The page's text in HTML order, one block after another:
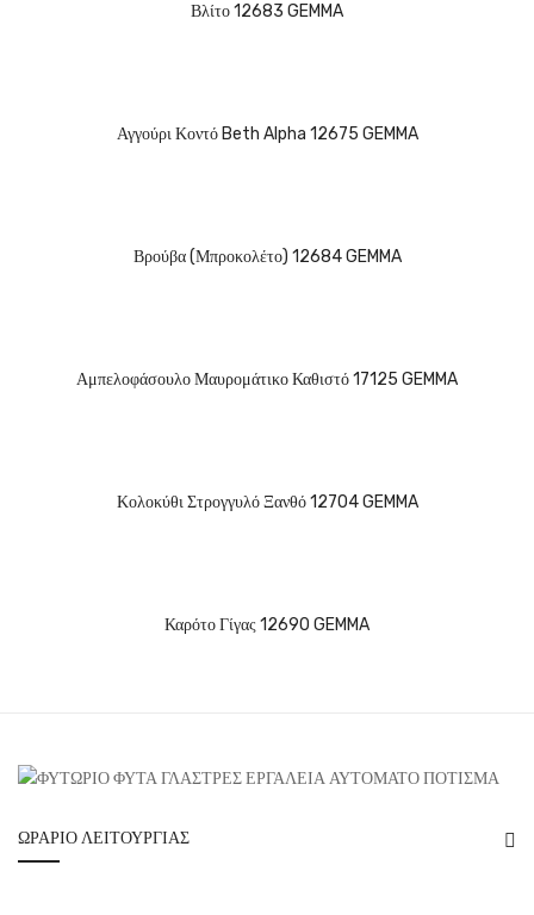
Βλίτο 12683 GEMMA
Αγγούρι Κοντό Beth Alpha 12675 GEMMA
Βρούβα (Μπροκολέτο) 12684 GEMMA
Αμπελοφάσουλο Μαυρομάτικο Καθιστό 17125 GEMMA
Κολοκύθι Στρογγυλό Ξανθό 12704 GEMMA
Καρότο Γίγας 12690 GEMMA
ΩΡΆΡΙΟ ΛΕΙΤΟΥΡΓΊΑΣ